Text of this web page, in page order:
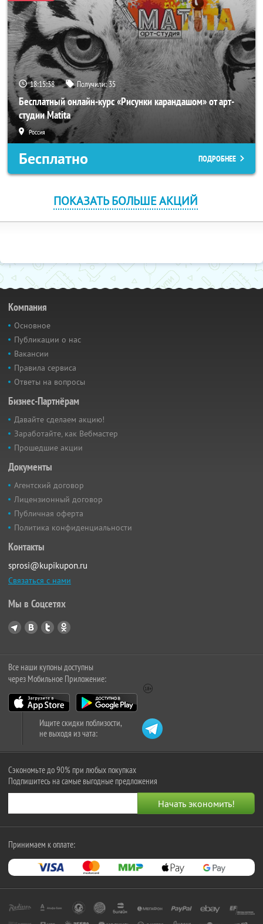
18:15:35 Получили:35
Бесплатный онлайн-курс «Рисунки карандашом» от арт-
студии Matita
Россия
Бесплатно ПОДРОБНЕЕ
ПОКАЗАТЬ БОЛЬШЕ АКЦИЙ
Компания
Основное
Публикации о нас
Вакансии
Правила сервиса
Ответы на вопросы
Бизнес-Партнёрам
Давайте сделаем акцию!
Заработайте, как Вебмастер
Прошедшие акции
Документы
Агентский договор
Лицензионный договор
Публичная оферта
Политика конфиденциальности
Контакты
sprosi@kupikupon.ru
Связаться с нами
Мы в Соцсетях
Все наши купоны доступны
через Мобильное Приложение:
Ищите скидки поблизости,
не выходя из чата:
Сэкономьте до 90% при любых покупках
Подпишитесь на самые выгодные предложения
Принимаем к оплате: